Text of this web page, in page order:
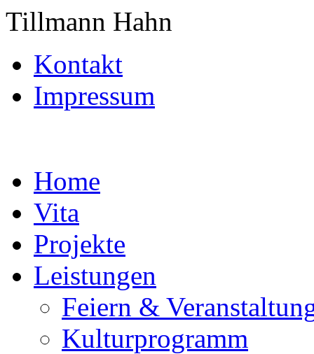
Tillmann Hahn
Kontakt
Impressum
Home
Vita
Projekte
Leistungen
Feiern &
Kulturprogramm